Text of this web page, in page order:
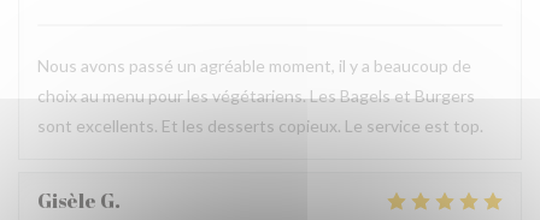
Nous avons passé un agréable moment, il y a beaucoup de
choix au menu pour les végétariens. Les Bagels et Burgers
sont excellents. Et les desserts copieux. Le service est top.
Gisèle G